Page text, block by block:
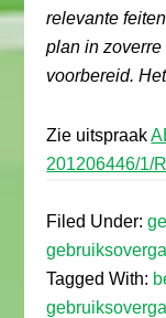
relevante
plan in
voorbereid.
Zie uitspraak
201206446/1/
Filed Under:
Tagged With: